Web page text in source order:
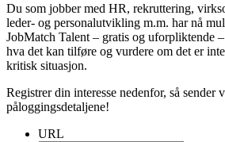
Du som jobber med HR, rekruttering,
leder- og personalutvikling m.m. har nå
JobMatch Talent – ​​gratis og uforpliktende
hva det kan tilføre og vurdere om det er
kritisk situasjon.
Registrer din interesse nedenfor, så sender
påloggingsdetaljene!
URL